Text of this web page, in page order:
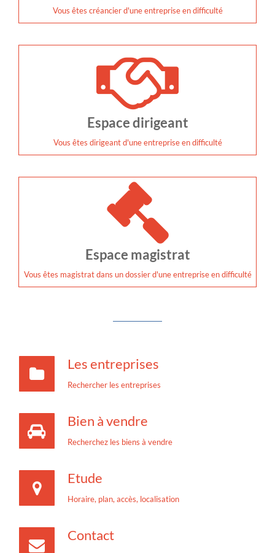
Vous êtes créancier d'une entreprise en difficulté
Espace dirigeant
Vous êtes dirigeant d'une entreprise en difficulté
Espace magistrat
Vous êtes magistrat dans un dossier d'une entreprise en difficulté
Les entreprises
Rechercher les entreprises
Bien à vendre
Recherchez les biens à vendre
Etude
Horaire, plan, accès, localisation
Contact